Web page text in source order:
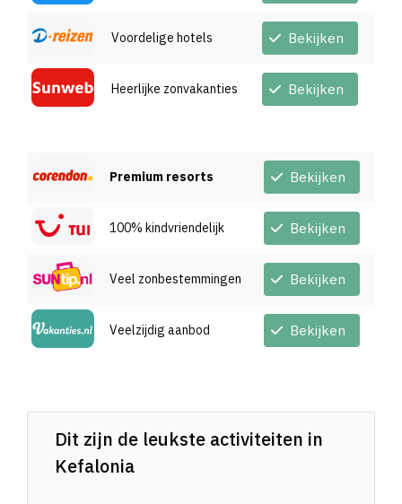
Voordelige hotels Bekijken
Heerlijke zonvakanties Bekijken
Premium resorts Bekijken
100% kindvriendelijk Bekijken
Veel zonbestemmingen Bekijken
Veelzijdig aanbod Bekijken
Dit zijn de leukste activiteiten in
Kefalonia